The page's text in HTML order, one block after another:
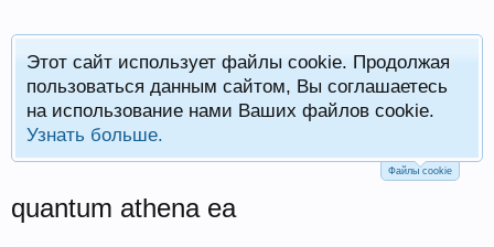
Этот сайт использует файлы cookie. Продолжая
пользоваться данным сайтом, Вы соглашаетесь
на использование нами Ваших файлов cookie.
Узнать больше.
Файлы cookie
quantum athena ea